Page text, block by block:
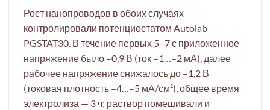
Рост нанопроводов в обоих случаях
контролировали потенциостатом Autolab
PGSTAT30. В течение первых 5–7 с приложенное
напряжение было –0,9 В (ток –1…–2 мА), далее
рабочее напряжение снижалось до –1,2 В
(токовая плотность –4…–5 мА/см²), общее время
электролиза — 3 ч; раствор помешивали и